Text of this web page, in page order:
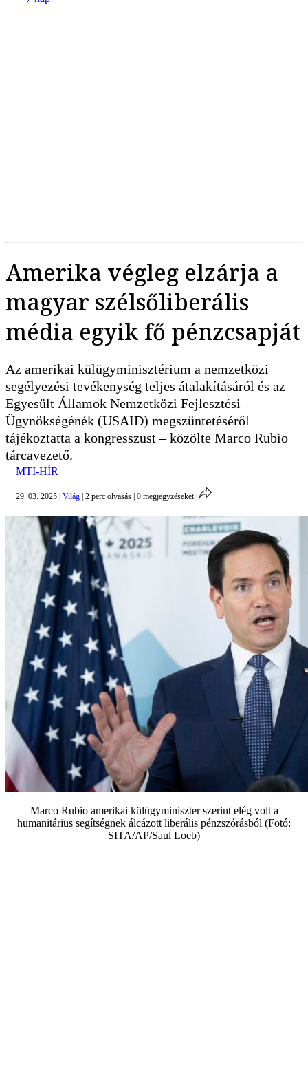
Amerika végleg elzárja a
magyar szélsőliberális
média egyik fő pénzcsapját
Az amerikai külügyminisztérium a nemzetközi
segélyezési tevékenység teljes átalakításáról és az
Egyesült Államok Nemzetközi Fejlesztési
Ügynökségénék (USAID) megszüntetéséről
tájékoztatta a kongresszust – közölte Marco Rubio
tárcavezető.
MTI-HÍR
29. 03. 2025 Világ 2 perc olvasás 0 megjegyzéseket
Marco Rubio amerikai külügyminiszter szerint elég volt a
humanitárius segítségnek álcázott liberális pénzszórásból (Fotó:
SITA/AP/Saul Loeb)